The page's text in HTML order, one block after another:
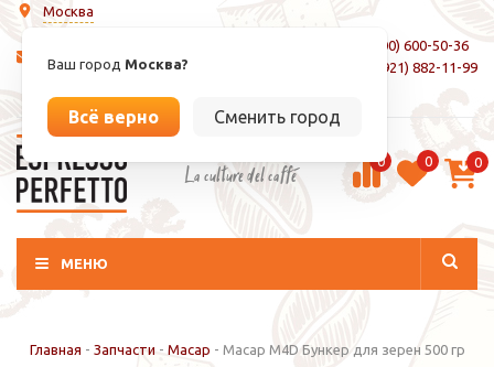
Москва
Ваш город Москва?
Всё верно Сменить город
info@espressoperfetto.ru
8 (800) 600-50-36
+7 (921) 882-11-99
La culture del caffé 0 0 0
МЕНЮ
Главная - Запчасти- Macap - Macap M4D Бункер для зерен 500 гр